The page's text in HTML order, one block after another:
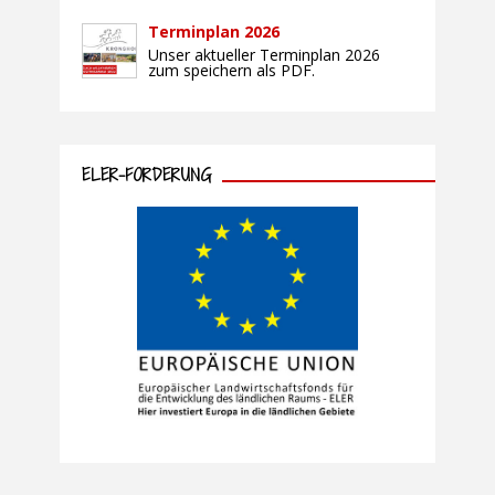
Terminplan 2026
Unser aktueller Terminplan 2026
zum speichern als PDF.
ELER-FÖRDERUNG